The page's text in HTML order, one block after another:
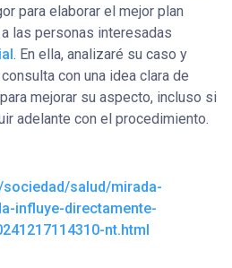
para elaborar el mejor plan
las personas interesadas
. En ella, analizaré su caso y
con una idea clara de
mejorar su aspecto, incluso si
adelante con el procedimiento.
salud/mirada-
influye-directamente-
nt.html